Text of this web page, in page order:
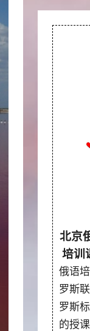
北京
培训
俄语
罗斯
罗斯
的授